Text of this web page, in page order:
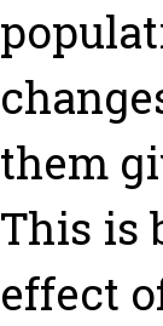
them
This is
effect